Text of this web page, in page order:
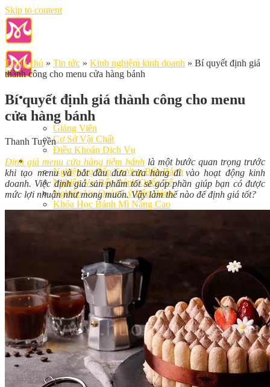
Skip to content
Giới Thiệu
Giảng Viên
Cơ Sở Vật Chất
Điều Khoản Dịch Vụ
Học Làm Bánh
Nghiệp vụ Bếp Trưởng Bếp Bánh
Nghiệp Vụ Bếp Bánh Quốc Tế
Nghiệp Vụ Quản Lý Bếp Bánh
Khóa Học Bánh Mì Nâng Cao
Khóa Học Bánh Đài Loan
Học Làm Bánh Ngắn Hạn
Khóa Học Bánh Kinh Doanh
Khóa Học Handmade Mini Cake
Master Class
Chuyên Đề
Khai Giảng
Lịch học – Lịch thi
Đăng Ký Học
Công Thức
Cách Làm Bánh Việt
Cách Làm Bánh Âu
Cách Làm Bánh Kem
Trang chủ » Tin tức » Kinh nghiệm kinh doanh » Bí quyết định giá
thành công cho menu cửa hàng bánh
Bí quyết định giá thành công cho menu
cửa hàng bánh
Thanh Tuyền
Định giá menu cửa hàng tiệm bánh là một bước quan trọng trước
khi tạo menu và bắt đầu đưa cửa hàng đi vào hoạt động kinh
doanh. Việc định giá sản phẩm tốt sẽ góp phần giúp bạn có được
mức lợi nhuận như mong muốn. Vậy làm thế nào để định giá tốt?